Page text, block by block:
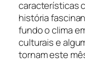
características
história
fundo o clima
culturais e
tornam este